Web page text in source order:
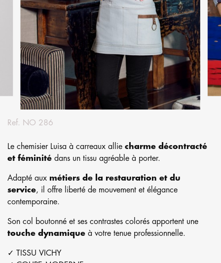
Ref. NO 286
Le chemisier Luisa à carreaux allie charme décontracté
et féminité dans un tissu agréable à porter.
Adapté aux métiers de la restauration et du
service, il offre liberté de mouvement et élégance
contemporaine.
Son col boutonné et ses contrastes colorés apportent une
touche dynamique à votre tenue professionnelle.
✓ TISSU VICHY